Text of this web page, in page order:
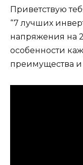
Приветствую
“7 лучших
напряжения на
особенности
преимущества и